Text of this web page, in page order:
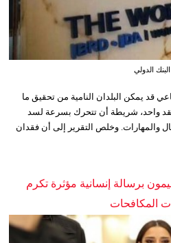
البنك الدولي
قد يمكن البلدان النامية من تحقيق ما
واحد، شريطة أن تتحرك بسرعة لسد
والمهارات. وخلص التقرير إلى أن فقدان
برسالة إنسانية مؤثرة تكرم
المكافحات